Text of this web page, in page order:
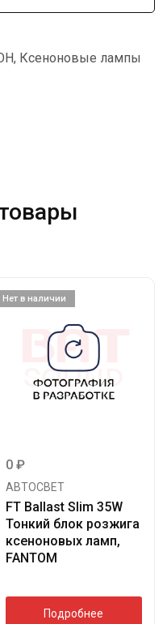
, Ксеноновые лампы
Нет в наличии
0 ₽
АВТОСВЕТ
FT Ballast Slim 35W
Тонкий блок розжига
ксеноновых ламп,
FANTOM
Подробнее